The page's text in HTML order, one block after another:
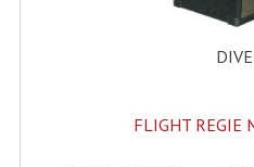
Retours
Caisson De
FLIGHT REGIE